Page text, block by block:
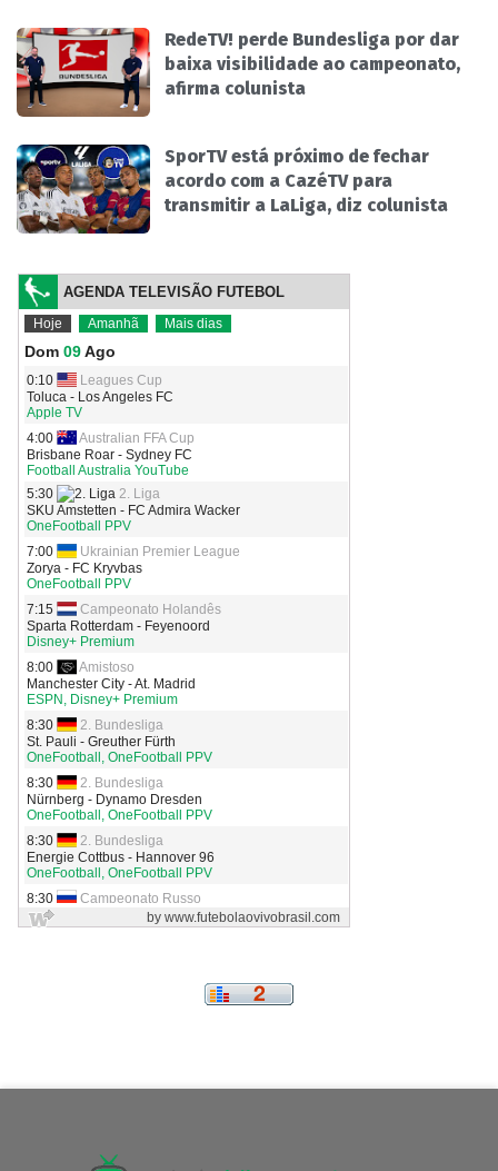
RedeTV! perde Bundesliga por dar
baixa visibilidade ao campeonato,
afirma colunista
SporTV está próximo de fechar
acordo com a CazéTV para
transmitir a LaLiga, diz colunista